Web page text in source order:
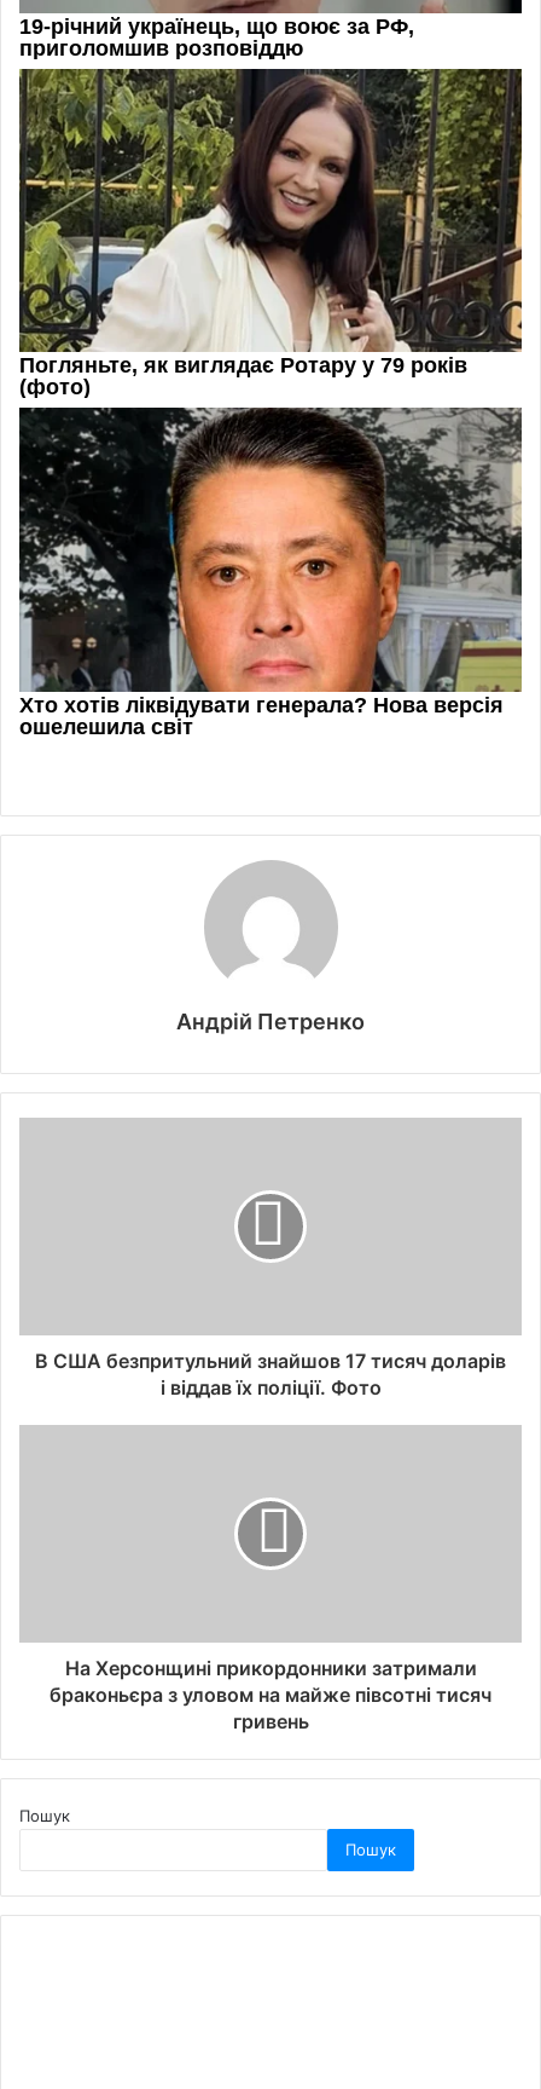
Андрій Петренко
В США безпритульний знайшов 17 тисяч доларів
і віддав їх поліції. Фото
На Херсонщині прикордонники затримали
браконьєра з уловом на майже півсотні тисяч
гривень
Пошук
Пошук